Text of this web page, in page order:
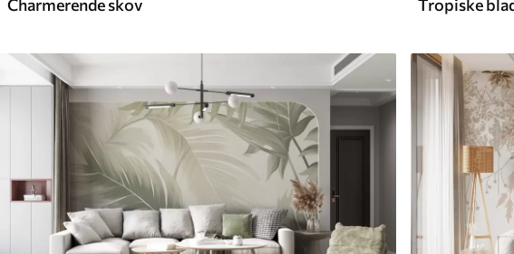
Charmerende skov